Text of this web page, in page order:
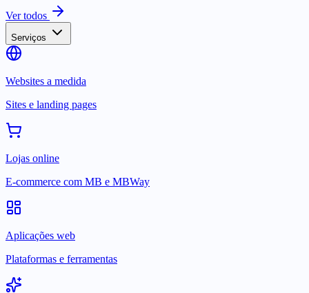
Ver todos
Serviços
Websites a medida
Sites e landing pages
Lojas online
E-commerce com MB e MBWay
Aplicações web
Plataformas e ferramentas